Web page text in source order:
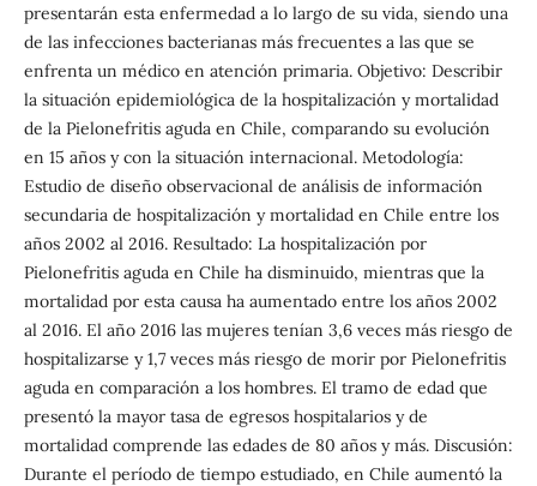
presentarán esta enfermedad a lo largo de su vida, siendo una
de las infecciones bacterianas más frecuentes a las que se
enfrenta un médico en atención primaria. Objetivo: Describir
la situación epidemiológica de la hospitalización y mortalidad
de la Pielonefritis aguda en Chile, comparando su evolución
en 15 años y con la situación internacional. Metodología:
Estudio de diseño observacional de análisis de información
secundaria de hospitalización y mortalidad en Chile entre los
años 2002 al 2016. Resultado: La hospitalización por
Pielonefritis aguda en Chile ha disminuido, mientras que la
mortalidad por esta causa ha aumentado entre los años 2002
al 2016. El año 2016 las mujeres tenían 3,6 veces más riesgo de
hospitalizarse y 1,7 veces más riesgo de morir por Pielonefritis
aguda en comparación a los hombres. El tramo de edad que
presentó la mayor tasa de egresos hospitalarios y de
mortalidad comprende las edades de 80 años y más. Discusión:
Durante el período de tiempo estudiado, en Chile aumentó la